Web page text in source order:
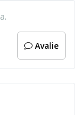
Avalie